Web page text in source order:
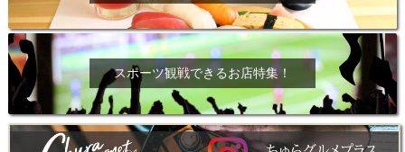
スポーツ観戦できるお店特集！